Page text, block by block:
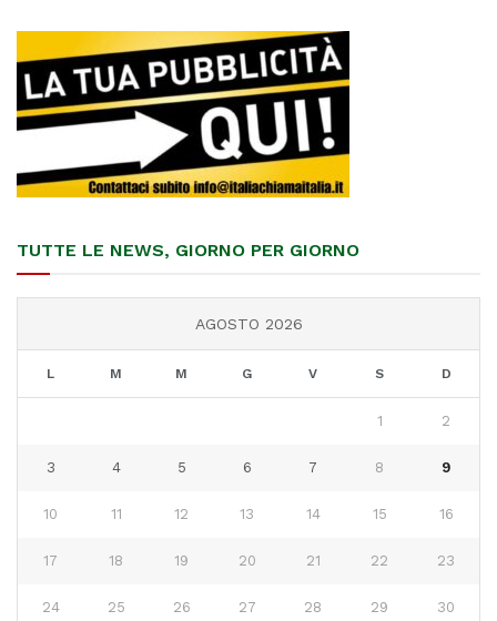
TUTTE LE NEWS, GIORNO PER GIORNO
AGOSTO 2026
L M M G V S D
1 2
3 4 5 6 7 8 9
10 11 12 13 14 15 16
17 18 19 20 21 22 23
24 25 26 27 28 29 30